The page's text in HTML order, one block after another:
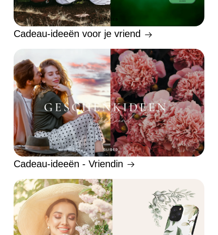
Cadeau-ideeën voor je vriend
Cadeau-ideeën - Vriendin